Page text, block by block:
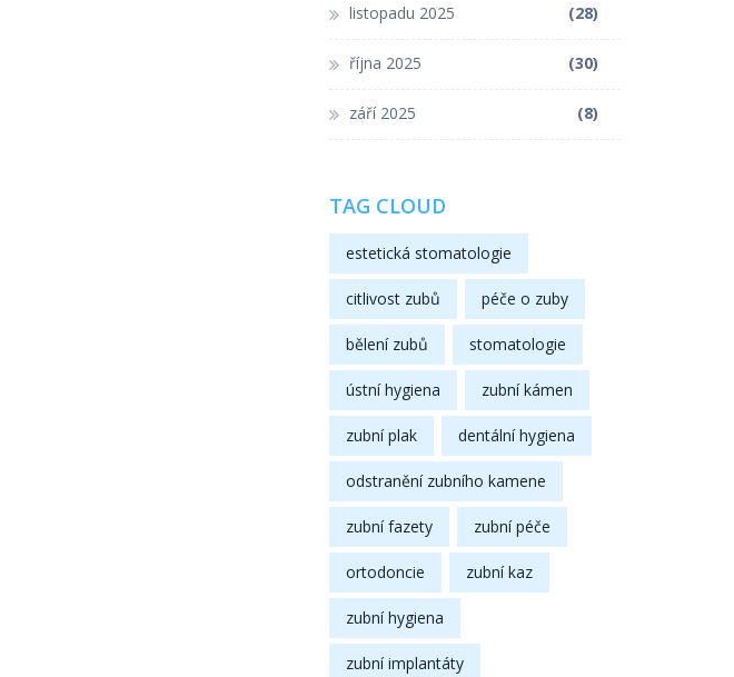
listopadu 2025 (28)
října 2025 (30)
září 2025 (8)
TAG CLOUD
estetická stomatologie
citlivost zubů péče o zuby
bělení zubů stomatologie
ústní hygiena zubní kámen
zubní plak dentální hygiena
odstranění zubního kamene
zubní fazety zubní péče
ortodoncie zubní kaz
zubní hygiena
zubní implantáty